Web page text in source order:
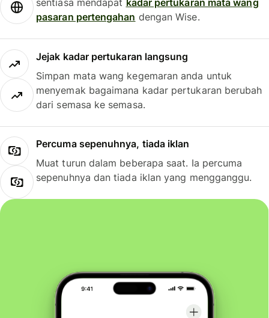
sentiasa mendapat kadar pertukaran mata wang
pasaran pertengahan dengan Wise.
Jejak kadar pertukaran langsung
Simpan mata wang kegemaran anda untuk
menyemak bagaimana kadar pertukaran berubah
dari semasa ke semasa.
Percuma sepenuhnya, tiada iklan
Muat turun dalam beberapa saat. Ia percuma
sepenuhnya dan tiada iklan yang mengganggu.